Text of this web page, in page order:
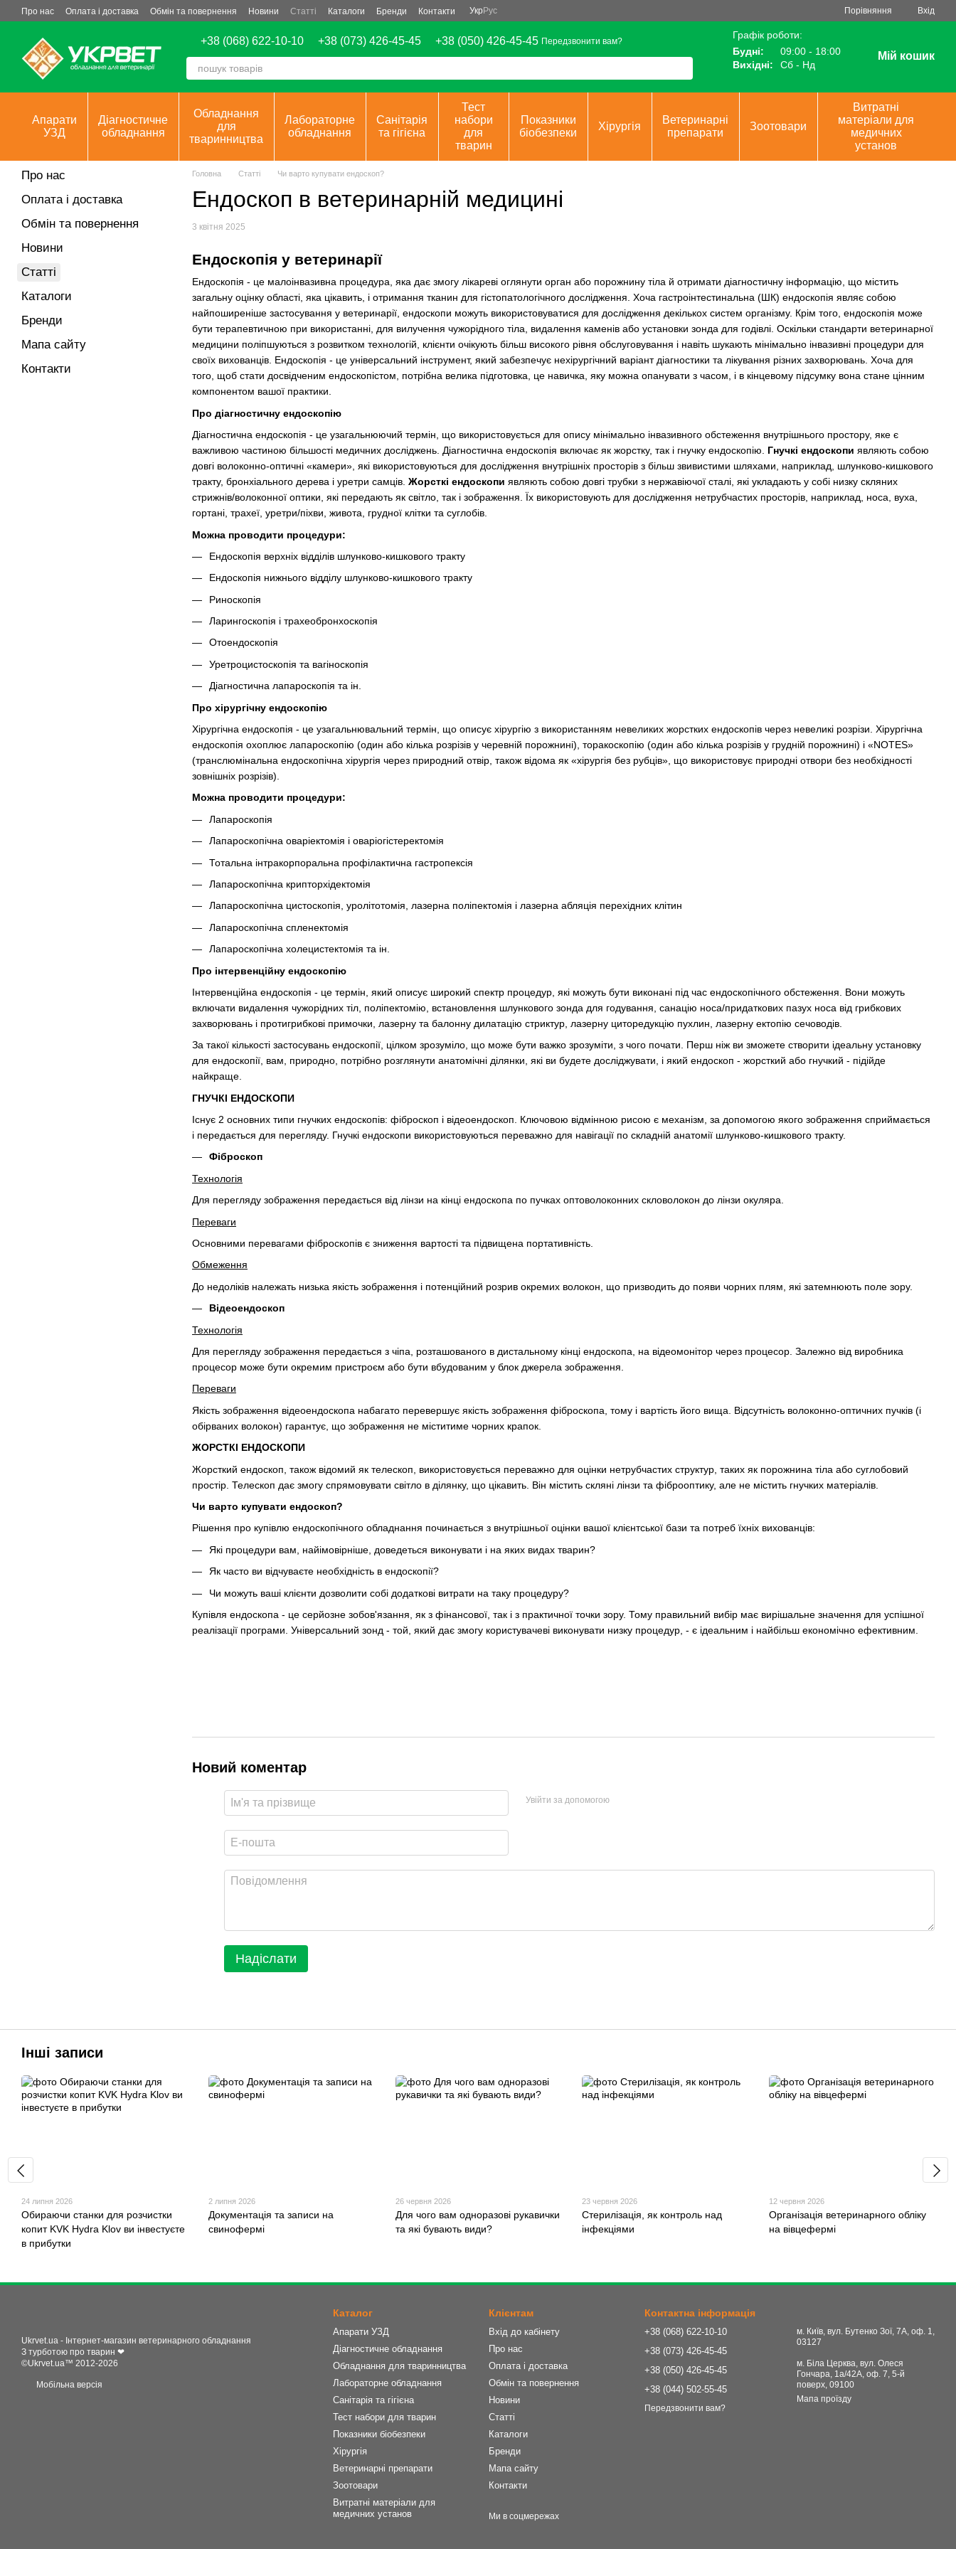
Перейти до основного контенту
Про нас Оплата і доставка Обмін та повернення Новини Статті Каталоги Бренди Контакти Укр Рус Порівняння Вхід
+38 (068) 622-10-10 +38 (073) 426-45-45 +38 (050) 426-45-45 Передзвонити вам?
Графік роботи:
Будні:
09:00 - 18:00
Вихідні:
Сб - Нд
Мій кошик
Апарати
УЗД
Діагностичне
обладнання
Обладнання
для
тваринництва
Лабораторне
обладнання
Санітарія
та гігієна
Тест
набори
для
тварин
Показники
біобезпеки
Хірургія
Ветеринарні
препарати
Зоотовари
Витратні
матеріали для
медичних
установ
Головна Статті Чи варто купувати ендоскоп?
Ендоскоп в ветеринарній медицині
3 квітня 2025
Ендоскопія у ветеринарії
Ендоскопія - це малоінвазивна процедура, яка дає змогу лікареві оглянути орган або порожнину тіла й отримати діагностичну інформацію, що містить
загальну оцінку області, яка цікавить, і отримання тканин для гістопатологічного дослідження. Хоча гастроінтестинальна (ШК) ендоскопія являє собою
найпоширеніше застосування у ветеринарії, ендоскопи можуть використовуватися для дослідження декількох систем організму. Крім того, ендоскопія може
бути терапевтичною при використанні, для вилучення чужорідного тіла, видалення каменів або установки зонда для годівлі. Оскільки стандарти ветеринарної
медицини поліпшуються з розвитком технологій, клієнти очікують більш високого рівня обслуговування і навіть шукають мінімально інвазивні процедури для
своїх вихованців. Ендоскопія - це універсальний інструмент, який забезпечує нехірургічний варіант діагностики та лікування різних захворювань. Хоча для
того, щоб стати досвідченим ендоскопістом, потрібна велика підготовка, це навичка, яку можна опанувати з часом, і в кінцевому підсумку вона стане цінним
компонентом вашої практики.
Про діагностичну ендоскопію
Діагностична ендоскопія - це узагальнюючий термін, що використовується для опису мінімально інвазивного обстеження внутрішнього простору, яке є
важливою частиною більшості медичних досліджень. Діагностична ендоскопія включає як жорстку, так і гнучку ендоскопію. Гнучкі ендоскопи являють собою
довгі волоконно-оптичні «камери», які використовуються для дослідження внутрішніх просторів з більш звивистими шляхами, наприклад, шлунково-кишкового
тракту, бронхіального дерева і уретри самців. Жорсткі ендоскопи являють собою довгі трубки з нержавіючої сталі, які укладають у собі низку скляних
стрижнів/волоконної оптики, які передають як світло, так і зображення. Їх використовують для дослідження нетрубчастих просторів, наприклад, носа, вуха,
гортані, трахеї, уретри/піхви, живота, грудної клітки та суглобів.
Можна проводити процедури:
Ендоскопія верхніх відділів шлунково-кишкового тракту
Ендоскопія нижнього відділу шлунково-кишкового тракту
Риноскопія
Ларингоскопія і трахеобронхоскопія
Отоендоскопія
Уретроцистоскопія та вагіноскопія
Діагностична лапароскопія та ін.
Про хірургічну ендоскопію
Хірургічна ендоскопія - це узагальнювальний термін, що описує хірургію з використанням невеликих жорстких ендоскопів через невеликі розрізи. Хірургічна
ендоскопія охоплює лапароскопію (один або кілька розрізів у черевній порожнині), торакоскопію (один або кілька розрізів у грудній порожнині) і «NOTES»
(транслюмінальна ендоскопічна хірургія через природний отвір, також відома як «хірургія без рубців», що використовує природні отвори без необхідності
зовнішніх розрізів).
Можна проводити процедури:
Лапароскопія
Лапароскопічна оваріектомія і оваріогістеректомія
Тотальна інтракорпоральна профілактична гастропексія
Лапароскопічна крипторхідектомія
Лапароскопічна цистоскопія, уролітотомія, лазерна поліпектомія і лазерна абляція перехідних клітин
Лапароскопічна спленектомія
Лапароскопічна холецистектомія та ін.
Про інтервенційну ендоскопію
Інтервенційна ендоскопія - це термін, який описує широкий спектр процедур, які можуть бути виконані під час ендоскопічного обстеження. Вони можуть
включати видалення чужорідних тіл, поліпектомію, встановлення шлункового зонда для годування, санацію носа/придаткових пазух носа від грибкових
захворювань і протигрибкові примочки, лазерну та балонну дилатацію стриктур, лазерну циторедукцію пухлин, лазерну ектопію сечоводів.
За такої кількості застосувань ендоскопії, цілком зрозуміло, що може бути важко зрозуміти, з чого почати. Перш ніж ви зможете створити ідеальну установку
для ендоскопії, вам, природно, потрібно розглянути анатомічні ділянки, які ви будете досліджувати, і який ендоскоп - жорсткий або гнучкий - підійде
найкраще.
ГНУЧКІ ЕНДОСКОПИ
Існує 2 основних типи гнучких ендоскопів: фіброскоп і відеоендоскоп. Ключовою відмінною рисою є механізм, за допомогою якого зображення сприймається
і передається для перегляду. Гнучкі ендоскопи використовуються переважно для навігації по складній анатомії шлунково-кишкового тракту.
Фіброскоп
Технологія
Для перегляду зображення передається від лінзи на кінці ендоскопа по пучках оптоволоконних скловолокон до лінзи окуляра.
Переваги
Основними перевагами фіброскопів є зниження вартості та підвищена портативність.
Обмеження
До недоліків належать низька якість зображення і потенційний розрив окремих волокон, що призводить до появи чорних плям, які затемнюють поле зору.
Відеоендоскоп
Технологія
Для перегляду зображення передається з чіпа, розташованого в дистальному кінці ендоскопа, на відеомонітор через процесор. Залежно від виробника
процесор може бути окремим пристроєм або бути вбудованим у блок джерела зображення.
Переваги
Якість зображення відеоендоскопа набагато перевершує якість зображення фіброскопа, тому і вартість його вища. Відсутність волоконно-оптичних пучків (і
обірваних волокон) гарантує, що зображення не міститиме чорних крапок.
ЖОРСТКІ ЕНДОСКОПИ
Жорсткий ендоскоп, також відомий як телескоп, використовується переважно для оцінки нетрубчастих структур, таких як порожнина тіла або суглобовий
простір. Телескоп дає змогу спрямовувати світло в ділянку, що цікавить. Він містить скляні лінзи та фіброоптику, але не містить гнучких матеріалів.
Чи варто купувати ендоскоп?
Рішення про купівлю ендоскопічного обладнання починається з внутрішньої оцінки вашої клієнтської бази та потреб їхніх вихованців:
Які процедури вам, найімовірніше, доведеться виконувати і на яких видах тварин?
Як часто ви відчуваєте необхідність в ендоскопії?
Чи можуть ваші клієнти дозволити собі додаткові витрати на таку процедуру?
Купівля ендоскопа - це серйозне зобов'язання, як з фінансової, так і з практичної точки зору. Тому правильний вибір має вирішальне значення для успішної
реалізації програми. Універсальний зонд - той, який дає змогу користувачеві виконувати низку процедур, - є ідеальним і найбільш економічно ефективним.
Новий коментар
Увійти за допомогою
Надіслати
Про нас
Оплата і доставка
Обмін та повернення
Новини
Статті
Каталоги
Бренди
Мапа сайту
Контакти
Інші записи
24 липня 2026
Обираючи станки для розчистки
копит KVK Hydra Klov ви інвестуєте
в прибутки
2 липня 2026
Документація та записи на
свинофермі
26 червня 2026
Для чого вам одноразові рукавички
та які бувають види?
23 червня 2026
Стерилізація, як контроль над
інфекціями
12 червня 2026
Організація ветеринарного обліку
на вівцефермі
Ukrvet.ua - Інтернет-магазин ветеринарного обладнання
З турботою про тварин ❤
©Ukrvet.ua™ 2012-2026
Мобільна версія
Каталог
Апарати УЗД
Діагностичне обладнання
Обладнання для тваринництва
Лабораторне обладнання
Санітарія та гігієна
Тест набори для тварин
Показники біобезпеки
Хірургія
Ветеринарні препарати
Зоотовари
Витратні матеріали для
медичних установ
Клієнтам
Вхід до кабінету
Про нас
Оплата і доставка
Обмін та повернення
Новини
Статті
Каталоги
Бренди
Мапа сайту
Контакти
Ми в соцмережах
Контактна інформація
+38 (068) 622-10-10
+38 (073) 426-45-45
+38 (050) 426-45-45
+38 (044) 502-55-45
Передзвонити вам?
м. Київ, вул. Бутенко Зої, 7А, оф. 1,
03127
м. Біла Церква, вул. Олеся
Гончара, 1а/42А, оф. 7, 5-й
поверх, 09100
Мапа проїзду